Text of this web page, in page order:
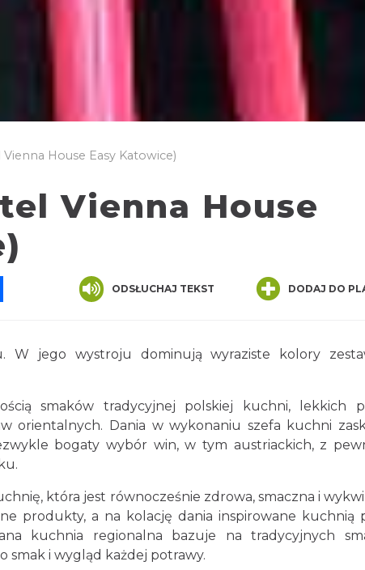
House Easy Katowice)
Vienna House
ODSŁUCHAJ TEKST DODAJ DO
wystroju dominują wyraziste kolory
smaków tradycyjnej polskiej kuchni, lekkich
orientalnych. Dania w wykonaniu szefa kuchni
bogaty wybór win, w tym austriackich, z
która jest równocześnie zdrowa, smaczna i
produkty, a na kolację dania inspirowane kuchnią
kuchnia regionalna bazuje na tradycyjnych
smak i wygląd każdej potrawy.